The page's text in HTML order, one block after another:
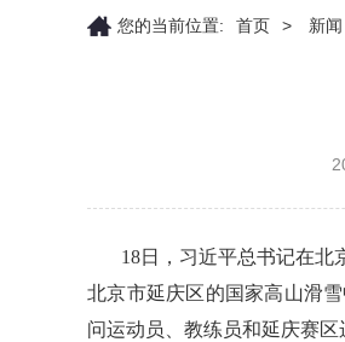
您的当前位置: 首页 > 新闻
18日，习近平总书记在
北京市延庆区的国家高山滑
问运动员、教练员和延庆赛区